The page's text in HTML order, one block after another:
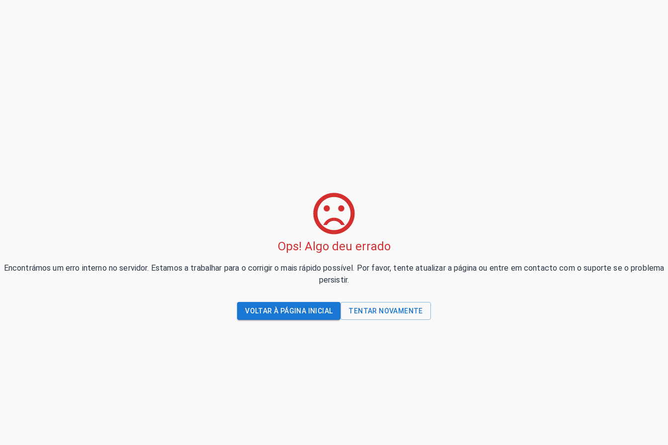
Ops! Algo deu errado
Encontrámos um erro interno no servidor. Estamos a trabalhar para o corrigir o mais rápido possível. Por favor, tente atualizar a página ou entre em contacto com o suporte se o problema
persistir.
VOLTAR À PÁGINA INICIAL TENTAR NOVAMENTE